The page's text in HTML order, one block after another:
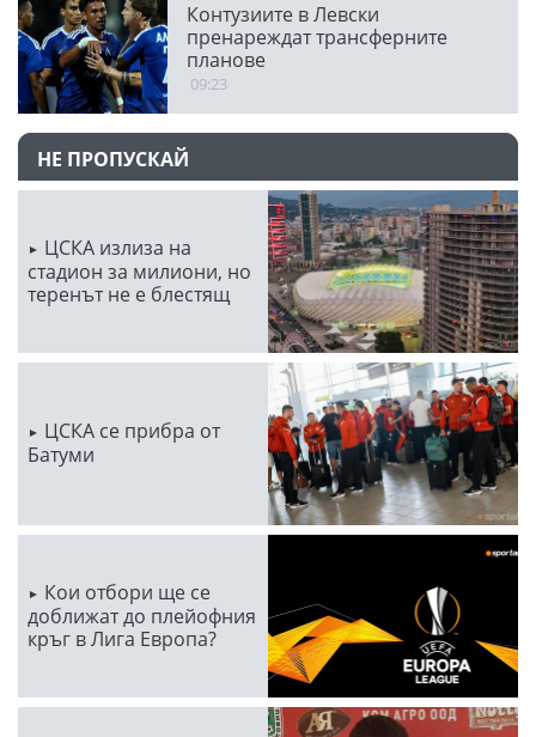
Контузиите в Левски
пренареждат трансферните
планове
09:23
НЕ ПРОПУСКАЙ
ЦСКА излиза на
стадион за милиони, но
теренът не е блестящ
ЦСКА се прибра от
Батуми
Кои отбори ще се
доближат до плейофния
кръг в Лига Европа?